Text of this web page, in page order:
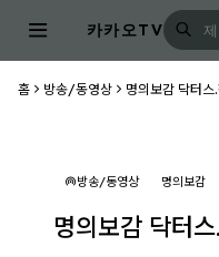
카카오TV
홈 방송/동영상 명의보감 닥터
방송/동영상 명의보감
명의보감 닥터